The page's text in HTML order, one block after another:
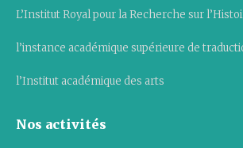
L’Institut Royal pour la Recherche sur
l’instance académique supérieure de
l’Institut académique des arts
Nos activités